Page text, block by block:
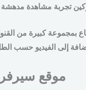
بمجموعة كبيرة من
موقع